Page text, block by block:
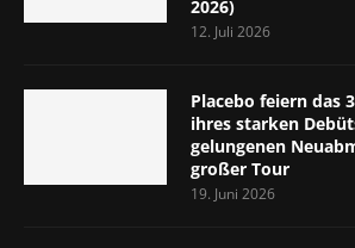
2026)
12. Juli 2026
Placebo feiern das
ihres starken
gelungenen
großer Tour
19. Juni 2026